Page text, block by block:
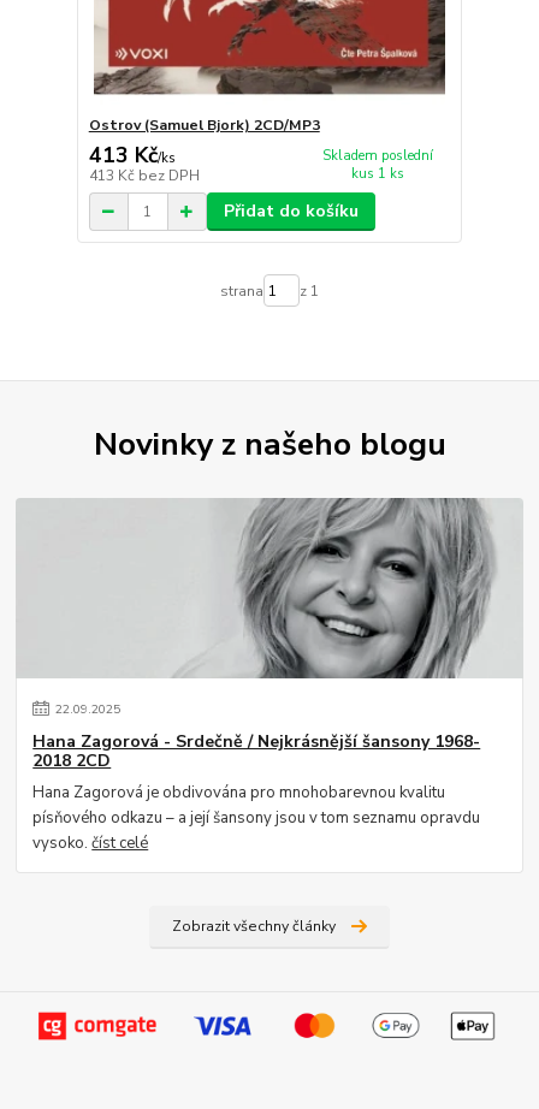
Ostrov (Samuel Bjork) 2CD/MP3
413 Kč/ks
413 Kč bez DPH
Skladem poslední
kus 1 ks
Přidat do košíku
strana z 1
Novinky z našeho blogu
22.09.2025
Hana Zagorová - Srdečně / Nejkrásnější šansony 1968-
2018 2CD
Hana Zagorová je obdivována pro mnohobarevnou kvalitu
písňového odkazu – a její šansony jsou v tom seznamu opravdu
vysoko.číst celé
Zobrazit všechny články